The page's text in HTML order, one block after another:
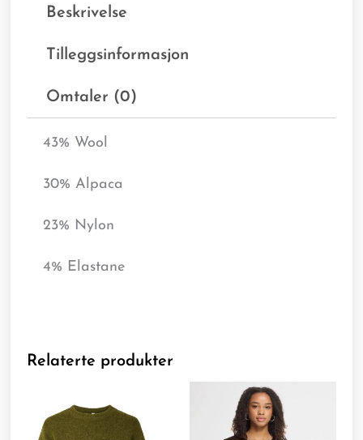
Beskrivelse
Tilleggsinformasjon
Omtaler (0)
43% Wool
30% Alpaca
23% Nylon
4% Elastane
Relaterte produkter